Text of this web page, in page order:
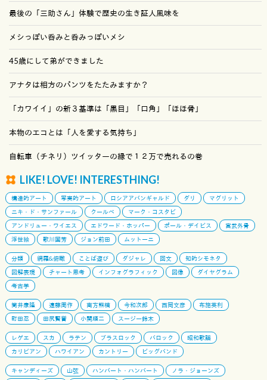
最後の「三助さん」体験で歴史の生き証人風味を
メシっぽい呑みと呑みっぽいメシ
45歳にして弟ができました
アナタは相方のパンツをたたみますか？
「カワイイ」の新３基準は「黒目」「口角」「ほほ骨」
本物のエコとは「人を愛する気持ち」
自転車（チネリ）ツイッターの縁で１２万で売れるの巻
LIKE! LOVE! INTERESTHING!
構造的アート 写実的アート ロシアアバンギャルド ダリ
マグリット
ニキ・ド・サンファール
クールベ
マーク・コスタビ
アンドリュー・ワイエス
エドワード・ホッパー ポール・デイビス
宮武外骨
浮世絵
歌川国芳 ジョン前田 ムットーニ
分類 網羅&俯瞰 ことば遊び ダジャレ 回文
知的シモネタ
図解表現
チャート思考 インフォグラフィック 図像
ダイヤグラム
考古学
筒井康隆 遠藤周作 南方熊楠 今和次郎 西岡文彦
布施英利
町田忍
田尻賢誉 小関順二 スージー鈴木
レゲエ スカ ラテン ブラスロック バロック
昭和歌謡
カリビアン
ハワイアン カントリー ビッグバンド
キャンディーズ 山弦 ハンバート・ハンバート
ノラ・ジョーンズ